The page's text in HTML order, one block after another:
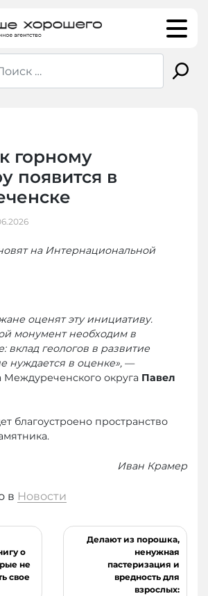
горному
появится в
на Интернациональной
оценят эту инициативу.
монумент необходим в
вклад геологов в развитие
нуждается в оценке», —
Междуреченского округа Павел
благоустроено пространство
Иван Крамер
в Новости
о
не
свое
Делают из порошка,
ненужная
пастеризация и
вредность для
взрослых: